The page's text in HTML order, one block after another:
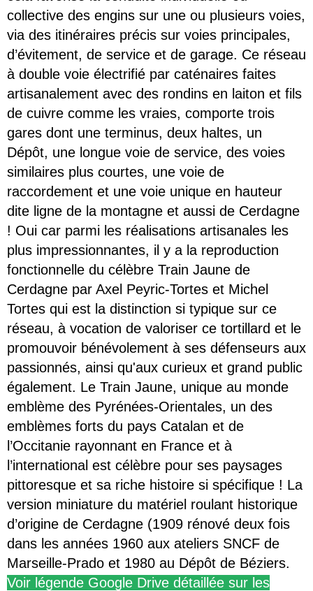
collective des engins sur une ou plusieurs voies,
via des itinéraires précis sur voies principales,
d’évitement, de service et de garage. Ce réseau
à double voie électrifié par caténaires faites
artisanalement avec des rondins en laiton et fils
de cuivre comme les vraies, comporte trois
gares dont une terminus, deux haltes, un
Dépôt, une longue voie de service, des voies
similaires plus courtes, une voie de
raccordement et une voie unique en hauteur
dite ligne de la montagne et aussi de Cerdagne
! Oui car parmi les réalisations artisanales les
plus impressionnantes, il y a la reproduction
fonctionnelle du célèbre Train Jaune de
Cerdagne par Axel Peyric-Tortes et Michel
Tortes qui est la distinction si typique sur ce
réseau, à vocation de valoriser ce tortillard et le
promouvoir bénévolement à ses défenseurs aux
passionnés, ainsi qu'aux curieux et grand public
également. Le Train Jaune, unique au monde
emblème des Pyrénées-Orientales, un des
emblèmes forts du pays Catalan et de
l’Occitanie rayonnant en France et à
l’international est célèbre pour ses paysages
pittoresque et sa riche histoire si spécifique ! La
version miniature du matériel roulant historique
d’origine de Cerdagne (1909 rénové deux fois
dans les années 1960 aux ateliers SNCF de
Marseille-Prado et 1980 au Dépôt de Béziers.
Voir légende Google Drive détaillée sur les